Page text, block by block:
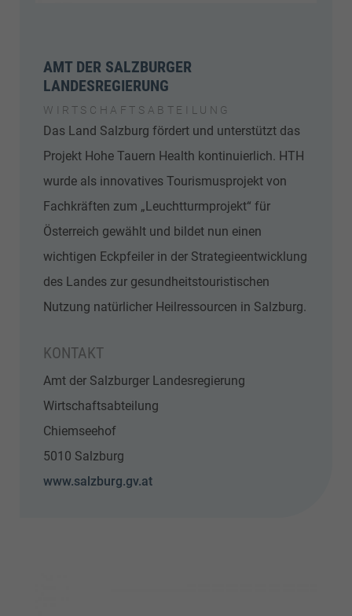
AMT DER SALZBURGER
LANDESREGIERUNG
WIRTSCHAFTSABTEILUNG
Das Land Salzburg fördert und unterstützt das
Projekt Hohe Tauern Health kontinuierlich. HTH
wurde als innovatives Tourismusprojekt von
Fachkräften zum „Leuchtturmprojekt“ für
Österreich gewählt und bildet nun einen
wichtigen Eckpfeiler in der Strategieentwicklung
des Landes zur gesundheitstouristischen
Nutzung natürlicher Heilressourcen in Salzburg.
KONTAKT
Amt der Salzburger Landesregierung
Wirtschaftsabteilung
Chiemseehof
5010 Salzburg
www.salzburg.gv.at